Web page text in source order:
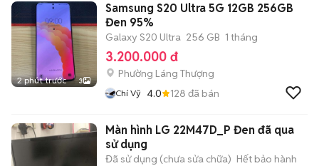
2 phút trước 3
Samsung S20 Ultra 5G 12GB 256GB
Đen 95%
Galaxy S20 Ultra 256 GB 1 tháng
3.200.000 đ
Phường Láng Thượng
Chí Vỹ 4.0 128 đã bán
Màn hình LG 22M47D_P Đen đã qua
sử dụng
Đã sử dụng (chưa sửa chữa) Hết bảo hành